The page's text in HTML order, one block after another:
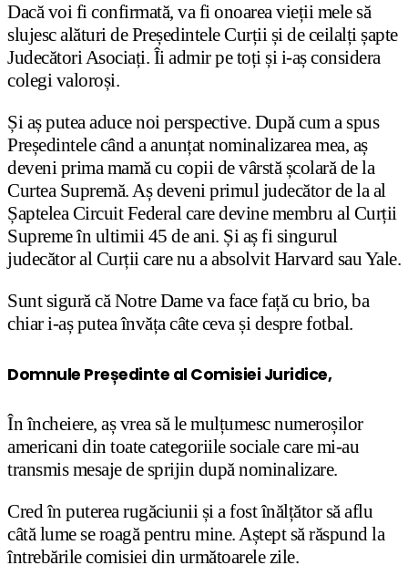
Dacă voi fi confirmată, va fi onoarea vieții mele să
slujesc alături de Președintele Curții și de ceilalți șapte
Judecători Asociați. Îi admir pe toți și i-aș considera
colegi valoroși.
Și aș putea aduce noi perspective. După cum a spus
Președintele când a anunțat nominalizarea mea, aș
deveni prima mamă cu copii de vârstă școlară de la
Curtea Supremă. Aș deveni primul judecător de la al
Șaptelea Circuit Federal care devine membru al Curții
Supreme în ultimii 45 de ani. Și aș fi singurul
judecător al Curții care nu a absolvit Harvard sau Yale.
Sunt sigură că Notre Dame va face față cu brio, ba
chiar i-aș putea învăța câte ceva și despre fotbal.
Domnule Președinte al Comisiei Juridice,
În încheiere, aș vrea să le mulțumesc numeroșilor
americani din toate categoriile sociale care mi-au
transmis mesaje de sprijin după nominalizare.
Cred în puterea rugăciunii și a fost înălțător să aflu
câtă lume se roagă pentru mine. Aștept să răspund la
întrebările comisiei din următoarele zile.